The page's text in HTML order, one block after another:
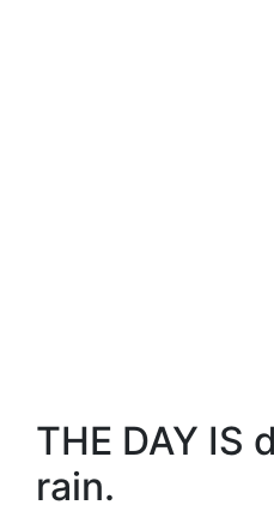
THE DAY IS
rain.